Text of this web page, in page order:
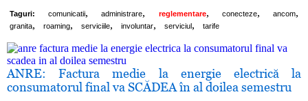
Taguri: comunicatii, administrare, reglementare, conecteze, ancom,
granita, roaming, serviciile, involuntar, serviciul , tarife
ANRE: Factura medie la energie electrică la
consumatorul final va SCĂDEA în al doilea semestru